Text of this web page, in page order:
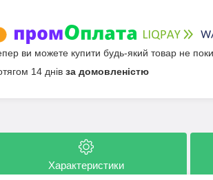
ви можете купити будь-який товар не
14 днів за домовленістю
Характеристики